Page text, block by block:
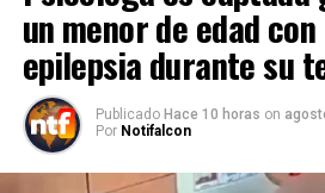
un menor de edad
epilepsia durante su
Publicado Hace 10 horas on
Por Notifalcon